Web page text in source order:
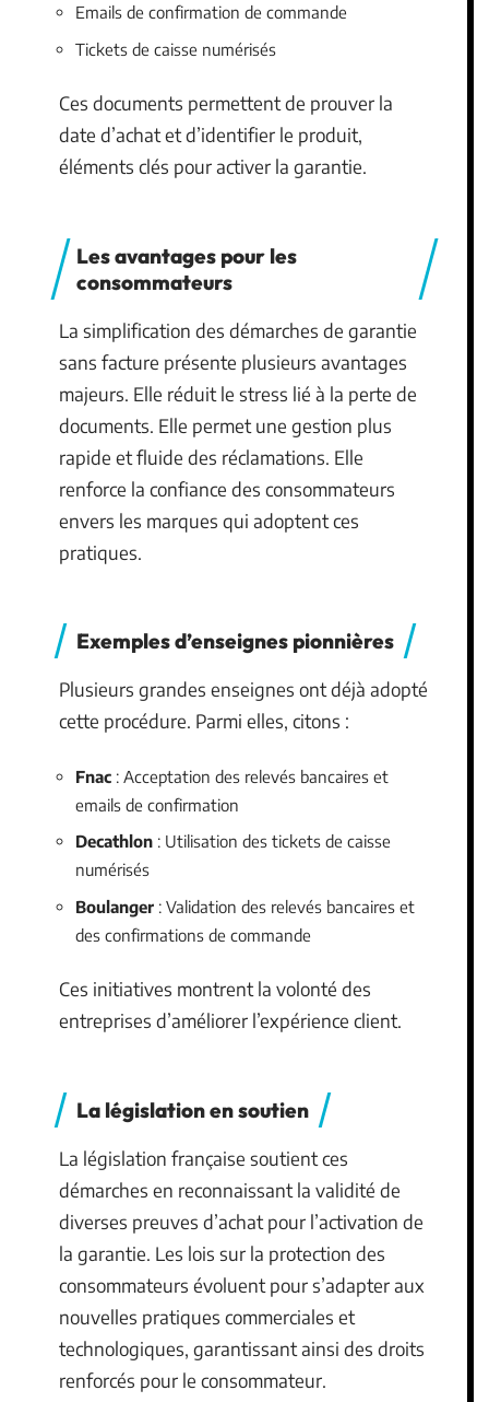
Emails de confirmation de commande
Tickets de caisse numérisés
Ces documents permettent de prouver la
date d’achat et d’identifier le produit,
éléments clés pour activer la garantie.
Les avantages pour les
consommateurs
La simplification des démarches de garantie
sans facture présente plusieurs avantages
majeurs. Elle réduit le stress lié à la perte de
documents. Elle permet une gestion plus
rapide et fluide des réclamations. Elle
renforce la confiance des consommateurs
envers les marques qui adoptent ces
pratiques.
Exemples d’enseignes pionnières
Plusieurs grandes enseignes ont déjà adopté
cette procédure. Parmi elles, citons :
Fnac : Acceptation des relevés bancaires et
emails de confirmation
Decathlon : Utilisation des tickets de caisse
numérisés
Boulanger : Validation des relevés bancaires et
des confirmations de commande
Ces initiatives montrent la volonté des
entreprises d’améliorer l’expérience client.
La législation en soutien
La législation française soutient ces
démarches en reconnaissant la validité de
diverses preuves d’achat pour l’activation de
la garantie. Les lois sur la protection des
consommateurs évoluent pour s’adapter aux
nouvelles pratiques commerciales et
technologiques, garantissant ainsi des droits
renforcés pour le consommateur.